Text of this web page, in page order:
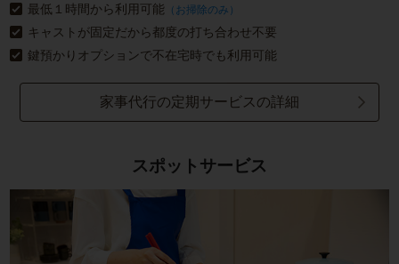
最低１時間から利用可能 （お掃除のみ）
キャストが固定だから都度の打ち合わせ不要
鍵預かりオプションで不在宅時でも利用可能
家事代行の定期サービスの詳細
スポットサービス